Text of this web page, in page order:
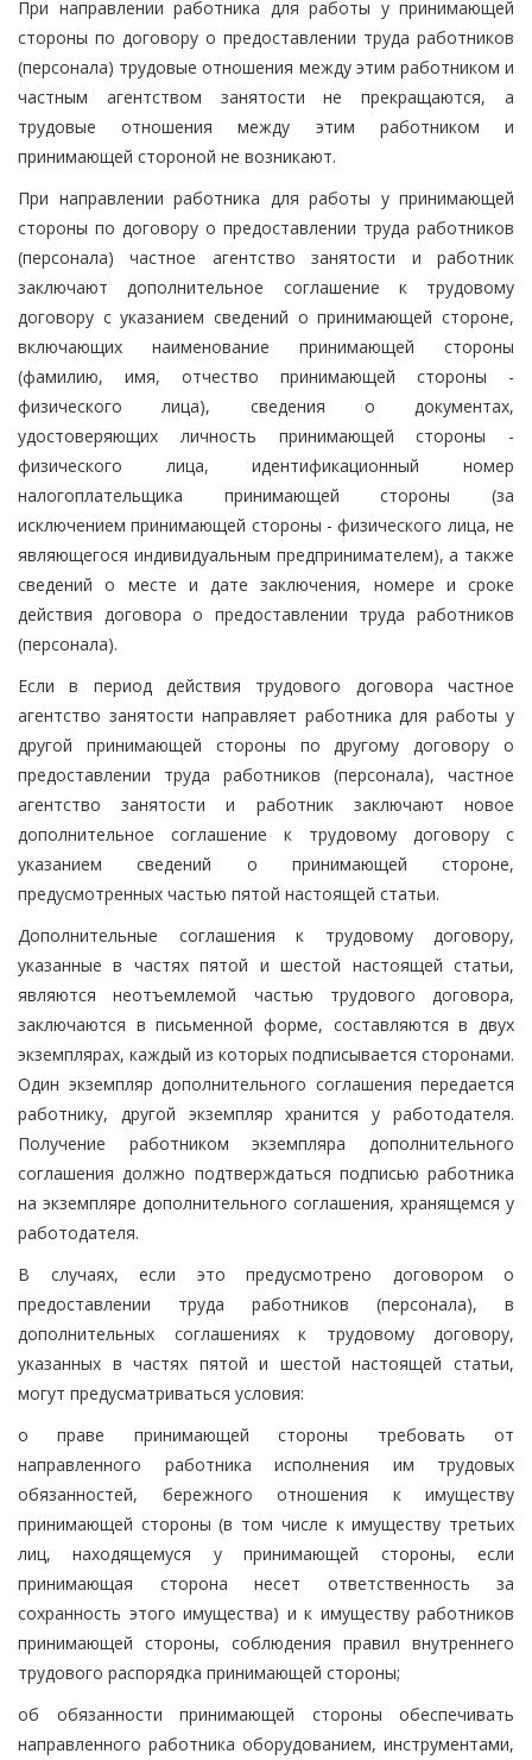
При направлении работника для работы у принимающей
стороны по договору о предоставлении труда работников
(персонала) трудовые отношения между этим работником и
частным агентством занятости не прекращаются, а
трудовые отношения между этим работником и
принимающей стороной не возникают.
При направлении работника для работы у принимающей
стороны по договору о предоставлении труда работников
(персонала) частное агентство занятости и работник
заключают дополнительное соглашение к трудовому
договору с указанием сведений о принимающей стороне,
включающих наименование принимающей стороны
(фамилию, имя, отчество принимающей стороны -
физического лица), сведения о документах,
удостоверяющих личность принимающей стороны -
физического лица, идентификационный номер
налогоплательщика принимающей стороны (за
исключением принимающей стороны - физического лица, не
являющегося индивидуальным предпринимателем), а также
сведений о месте и дате заключения, номере и сроке
действия договора о предоставлении труда работников
(персонала).
Если в период действия трудового договора частное
агентство занятости направляет работника для работы у
другой принимающей стороны по другому договору о
предоставлении труда работников (персонала), частное
агентство занятости и работник заключают новое
дополнительное соглашение к трудовому договору с
указанием сведений о принимающей стороне,
предусмотренных частью пятой настоящей статьи.
Дополнительные соглашения к трудовому договору,
указанные в частях пятой и шестой настоящей статьи,
являются неотъемлемой частью трудового договора,
заключаются в письменной форме, составляются в двух
экземплярах, каждый из которых подписывается сторонами.
Один экземпляр дополнительного соглашения передается
работнику, другой экземпляр хранится у работодателя.
Получение работником экземпляра дополнительного
соглашения должно подтверждаться подписью работника
на экземпляре дополнительного соглашения, хранящемся у
работодателя.
В случаях, если это предусмотрено договором о
предоставлении труда работников (персонала), в
дополнительных соглашениях к трудовому договору,
указанных в частях пятой и шестой настоящей статьи,
могут предусматриваться условия:
о праве принимающей стороны требовать от
направленного работника исполнения им трудовых
обязанностей, бережного отношения к имуществу
принимающей стороны (в том числе к имуществу третьих
лиц, находящемуся у принимающей стороны, если
принимающая сторона несет ответственность за
сохранность этого имущества) и к имуществу работников
принимающей стороны, соблюдения правил внутреннего
трудового распорядка принимающей стороны;
об обязанности принимающей стороны обеспечивать
направленного работника оборудованием, инструментами,